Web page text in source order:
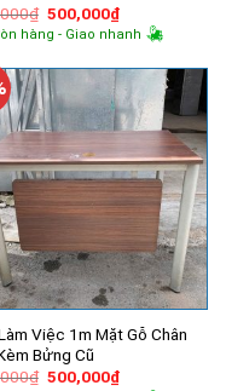
₫ Giá
gốc
là:
500,000₫Giá
hiện
tại
500,000₫.
hàng - Giao nhanh
Việc 1m Mặt Gỗ Chân
Bửng Cũ
₫ Giá
500,000₫Giá